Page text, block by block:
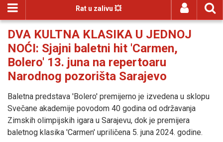
Rat u zalivu 💥
DVA KULTNA KLASIKA U JEDNOJ
NOĆI: Sjajni baletni hit 'Carmen,
Bolero' 13. juna na repertoaru
Narodnog pozorišta Sarajevo
Baletna predstava 'Bolero' premijerno je izvedena u sklopu
Svečane akademije povodom 40 godina od održavanja
Zimskih olimpijskih igara u Sarajevu, dok je premijera
baletnog klasika 'Carmen' upriličena 5. juna 2024. godine.